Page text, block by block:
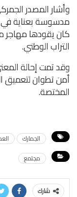
وأشار المصدر
مدسوسة بعناية في
كان يقودها مهاجر
التراب الوطني.
وقد تمت إحالة
أمن تطوان لتعميق
المختصة.
الجمارك
مجتمع
شارك